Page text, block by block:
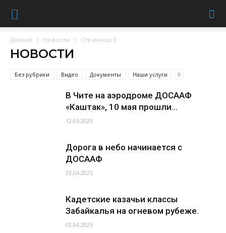
Домой Новости Страница 3
НОВОСТИ
Без рубрики Видео Документы Наши услуги
В Чите на аэродроме ДОСААФ
«Каштак», 10 мая прошли...
12.05.2025
Дорога в небо начинается с
ДОСААФ
23.04.2025
Кадетские казачьи классы
Забайкалья на огневом рубеже.
02.04.2025